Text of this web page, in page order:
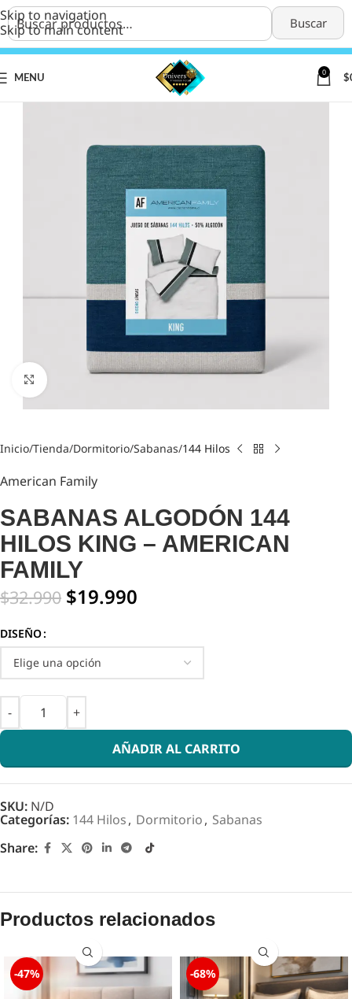
Buscar
Skip to navigation
Skip to main content
MENU
0
$
Click to enlarge
Inicio Tienda Dormitorio Sabanas 144 Hilos
American Family
SABANAS ALGODÓN 144
HILOS KING – AMERICAN
FAMILY
$32.990 $19.990
DISEÑO
AÑADIR AL CARRITO
SKU: N/D
Categorías: 144 Hilos, Dormitorio, Sabanas
Share:
Productos relacionados
-47% -68%